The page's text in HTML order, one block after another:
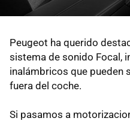
Peugeot ha querido
sistema de sonido Focal,
inalámbricos que pueden
fuera del coche.
Si pasamos a